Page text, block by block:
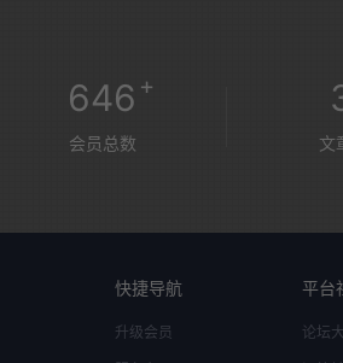
646 +
会员总数 文
快捷导航
升级会员
平台
论坛